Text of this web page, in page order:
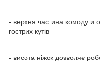
- верхня частина комоду й
гострих кутів;
- висота ніжок дозволяє